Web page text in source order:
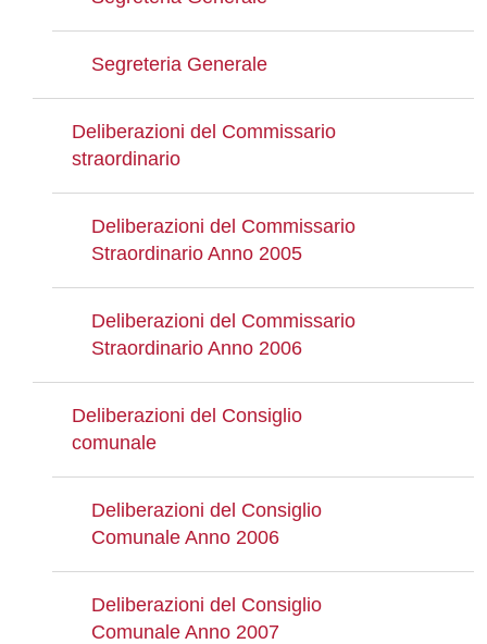
Segreteria Generale
Deliberazioni del Commissario
straordinario
Deliberazioni del Commissario
Straordinario Anno 2005
Deliberazioni del Commissario
Straordinario Anno 2006
Deliberazioni del Consiglio
comunale
Deliberazioni del Consiglio
Comunale Anno 2006
Deliberazioni del Consiglio
Comunale Anno 2007